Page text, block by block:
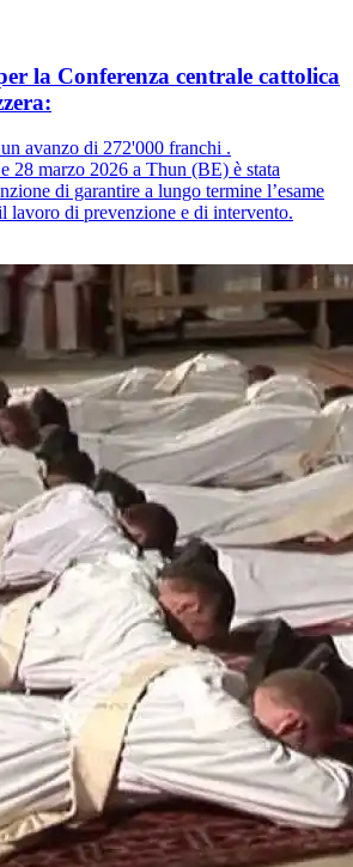
la Conferenza centrale cattolica
avanzo di 272'000 franchi .
28 marzo 2026 a Thun (BE) è stata
di garantire a lungo termine l’esame
lavoro di prevenzione e di intervento.